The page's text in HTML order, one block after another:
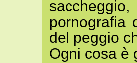
pornografia
del peggio
Ogni cosa è